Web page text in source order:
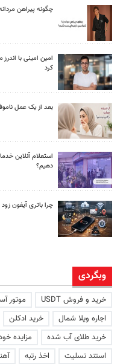
چگونه پیراهن
امین امینی با
کرد
بعد از یک عمل
استعلام آنلاین
دهیم؟
چرا باتری آیفون زود خالی
وبگردی
خرید و فروش USDT موتور
اجاره ویلا شمال
خرید ادکلن
خرید طلای آب شده
مزایده
استند تسلیت
اخذ رتبه